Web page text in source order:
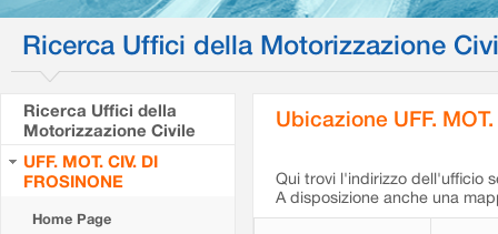
Ricerca Uffici della Motorizzazione
Ricerca Uffici della
Motorizzazione Civile
UFF. MOT. CIV. DI
FROSINONE
Home Page
Ubicazione UFF.
Qui trovi l'indirizzo dell'ufficio
A disposizione anche una